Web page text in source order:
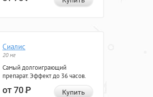
Сиалис
20 мг
Самый долгоиграющий
препарат. Эффект до 36 часов.
от 70Р Купить